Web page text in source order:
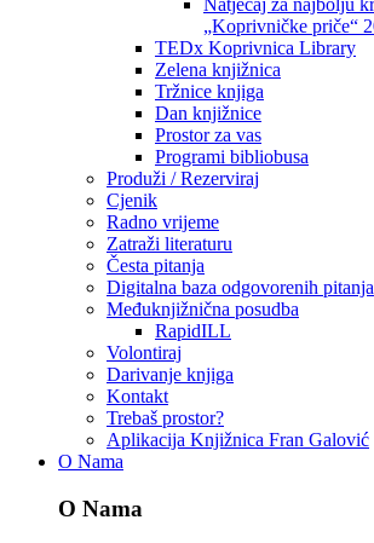
Natječaj za najbolju
„Koprivničke priče“
TEDx Koprivnica Library
Zelena knjižnica
Tržnice knjiga
Dan knjižnice
Prostor za vas
Programi bibliobusa
Produži / Rezerviraj
Cjenik
Radno vrijeme
Zatraži literaturu
Česta pitanja
Digitalna baza odgovorenih pitanja
Međuknjižnična posudba
RapidILL
Volontiraj
Darivanje knjiga
Kontakt
Trebaš prostor?
Aplikacija Knjižnica Fran Galović
O Nama
O Nama